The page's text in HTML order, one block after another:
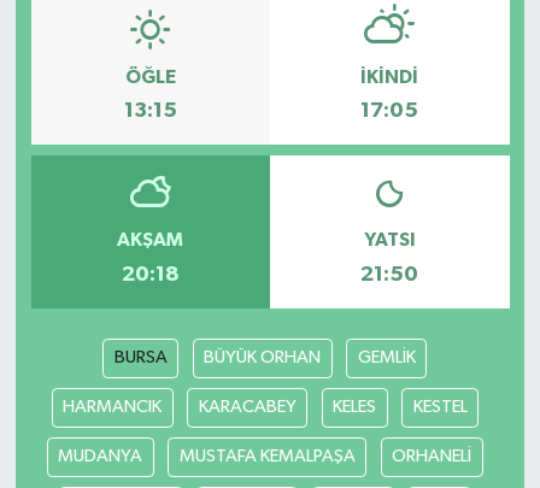
ÖĞLE
13:15
İKINDI
17:05
AKŞAM
20:18
YATSI
21:50
BURSA BÜYÜK ORHAN GEMLİK
HARMANCIK KARACABEY KELES KESTEL
MUDANYA MUSTAFA KEMALPAŞA ORHANELİ